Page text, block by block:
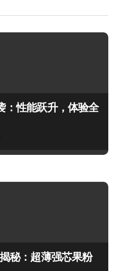
：性能跃升，体验全
秘：超薄强芯果粉